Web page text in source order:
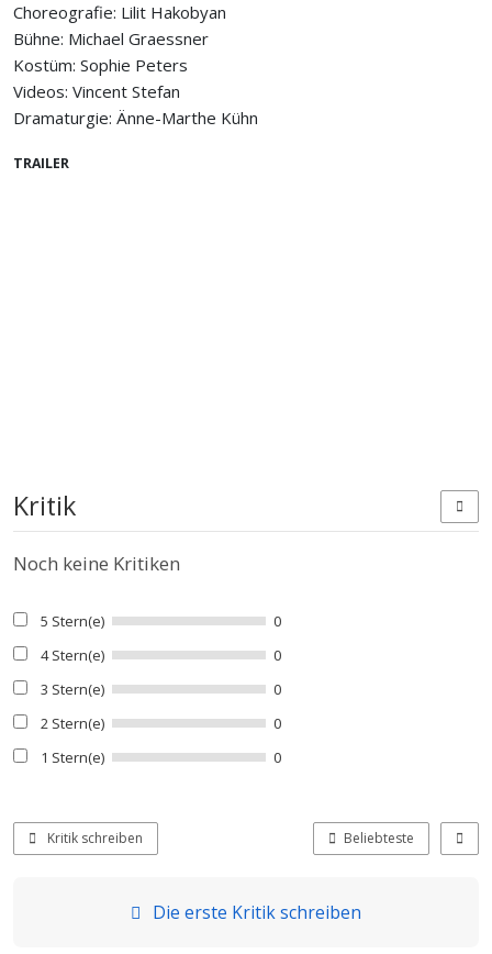
Choreografie: Lilit Hakobyan
Bühne: Michael Graessner
Kostüm: Sophie Peters
Videos: Vincent Stefan
Dramaturgie: Änne-Marthe Kühn
TRAILER
Kritik
Noch keine Kritiken
5 Stern(e)
0
4 Stern(e)
0
3 Stern(e)
0
2 Stern(e)
0
1 Stern(e)
0
Kritik schreiben Beliebteste
Die erste Kritik schreiben